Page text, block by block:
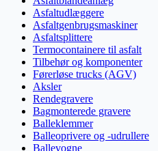
Asfaltudlæggere
Asfaltgenbrugsmaskiner
Asfaltsplittere
Termocontainere til asfalt
Tilbehør og komponenter
Førerløse trucks (AGV)
Aksler
Rendegravere
Bagmonterede gravere
Balleklemmer
Balleoprivere og -udrullere
Ballevogne